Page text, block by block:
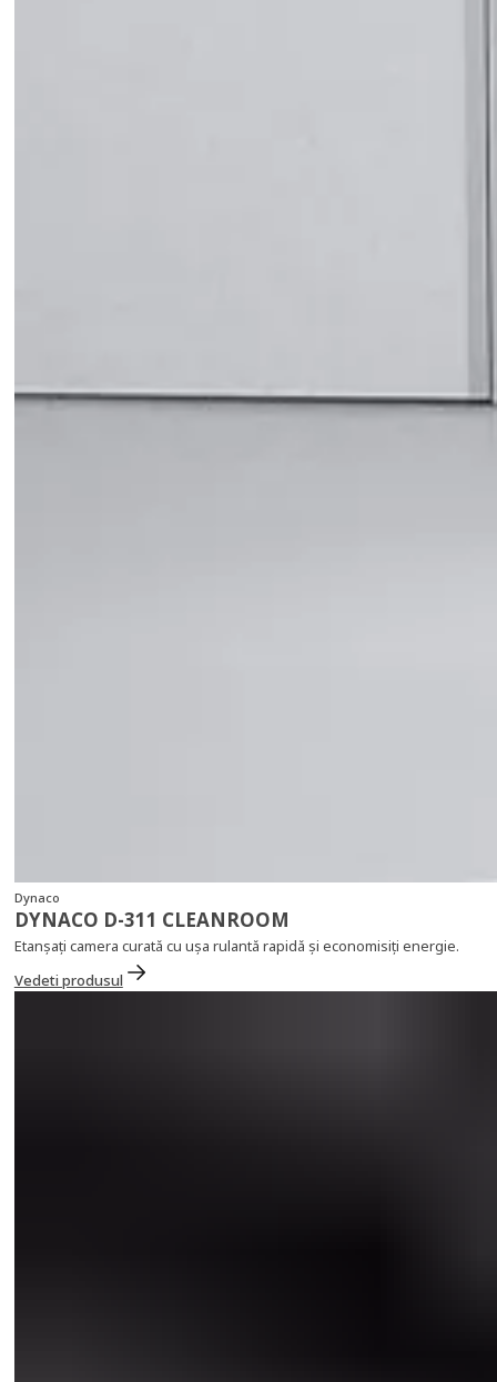
Dynaco
DYNACO D-311 CLEANROOM
Etanșați camera curată cu ușa rulantă rapidă și economisiți energie.
Vedeti produsul